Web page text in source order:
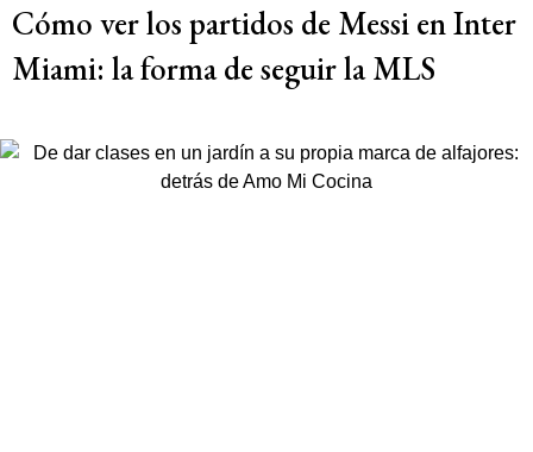
Cómo ver los partidos de Messi en Inter
Miami: la forma de seguir la MLS